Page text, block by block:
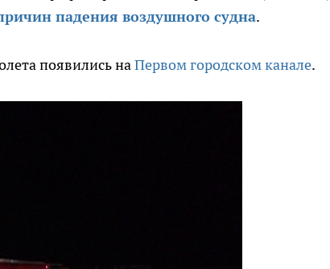
падения воздушного судна.
появились наПервом городском канале.